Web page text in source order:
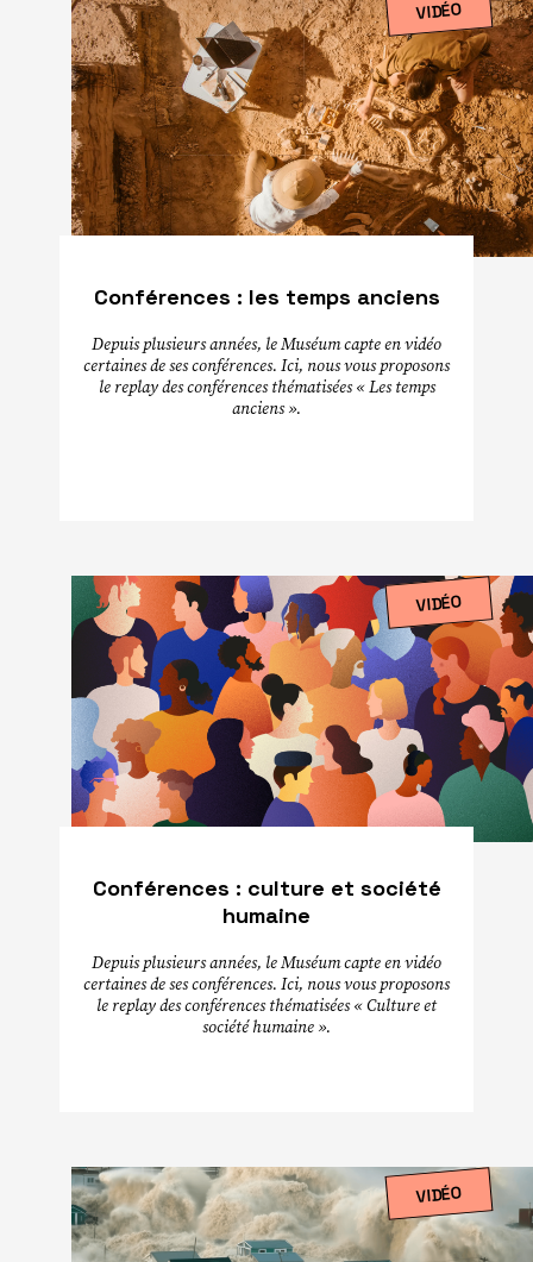
VIDÉO
Conférences : les temps anciens
Depuis plusieurs années, le Muséum capte en vidéo
certaines de ses conférences. Ici, nous vous proposons
le replay des conférences thématisées « Les temps
anciens ».
VIDÉO
Conférences : culture et société
humaine
Depuis plusieurs années, le Muséum capte en vidéo
certaines de ses conférences. Ici, nous vous proposons
le replay des conférences thématisées « Culture et
société humaine ».
VIDÉO